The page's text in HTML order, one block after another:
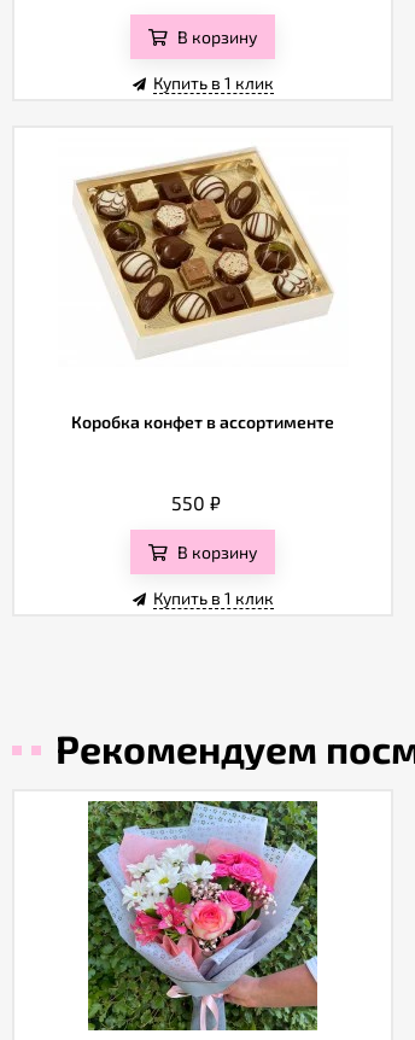
В корзину
Купить в 1 клик
Коробка конфет в ассортименте
550 ₽
В корзину
Купить в 1 клик
Рекомендуем